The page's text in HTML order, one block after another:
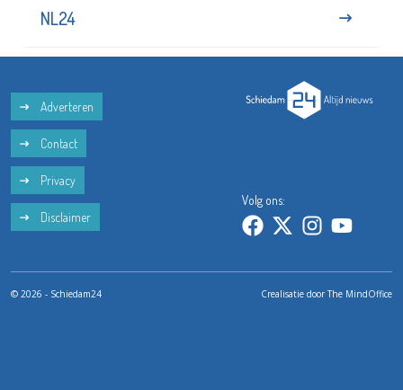
NL24
Adverteren
Contact
Privacy
Disclaimer
Volg ons:
© 2026 - Schiedam24 Crealisatie doorThe MindOffice